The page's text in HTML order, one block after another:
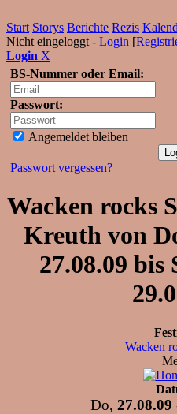
Start Storys Berichte Rezis
Nicht eingeloggt - Login [
Login X
BS-Nummer oder Email:
Passwort:
Angemeldet bleiben
Passwort vergessen?
Wacken rocks
Kreuth von
27.08.09 bis
Wacken
Do, 27.08.09